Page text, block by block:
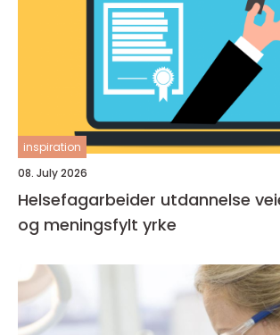
inspiration
08. July 2026
Helsefagarbeider utdannelse veien til et trygt
og meningsfylt yrke